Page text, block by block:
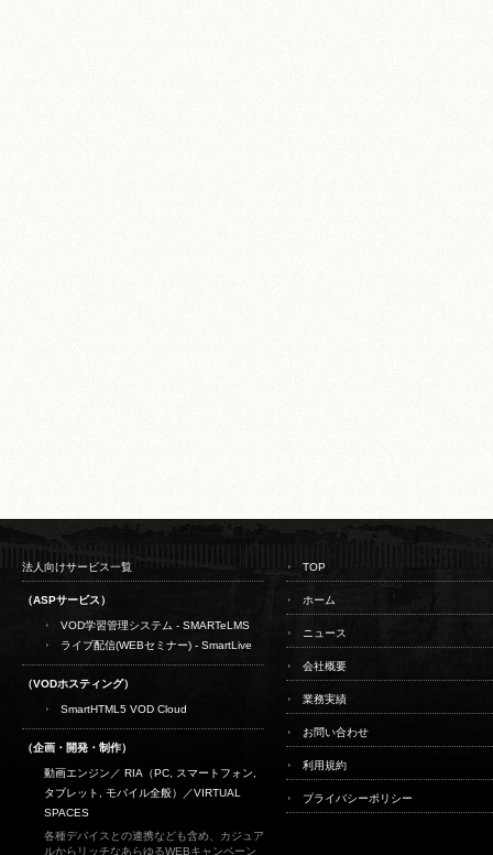
法人向けサービス一覧
（ASPサービス）
VOD学習管理システム - SMARTeLMS
ライブ配信(WEBセミナー) - SmartLive
（VODホスティング）
SmartHTML5 VOD Cloud
（企画・開発・制作）
動画エンジン／ RIA（PC, スマートフォン,
タブレット, モバイル全般）／VIRTUAL
SPACES
各種デバイスとの連携なども含め、カジュア
ルからリッチなあらゆるWEBキャンペーン
TOP
ホーム
ニュース
会社概要
業務実績
お問い合わせ
利用規約
プライバシーポリシー